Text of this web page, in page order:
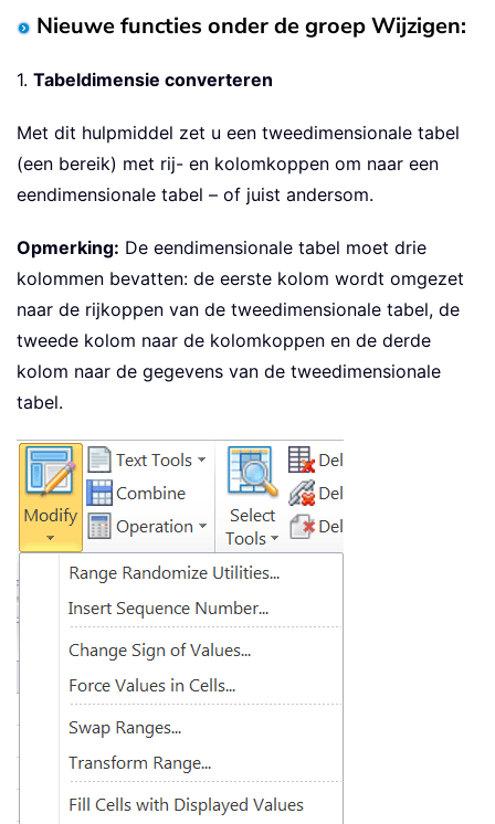
Nieuwe functies onder de groep Wijzigen:
1. Tabeldimensie converteren
Met dit hulpmiddel zet u een tweedimensionale tabel
(een bereik) met rij- en kolomkoppen om naar een
eendimensionale tabel – of juist andersom.
Opmerking: De eendimensionale tabel moet drie
kolommen bevatten: de eerste kolom wordt omgezet
naar de rijkoppen van de tweedimensionale tabel, de
tweede kolom naar de kolomkoppen en de derde
kolom naar de gegevens van de tweedimensionale
tabel.